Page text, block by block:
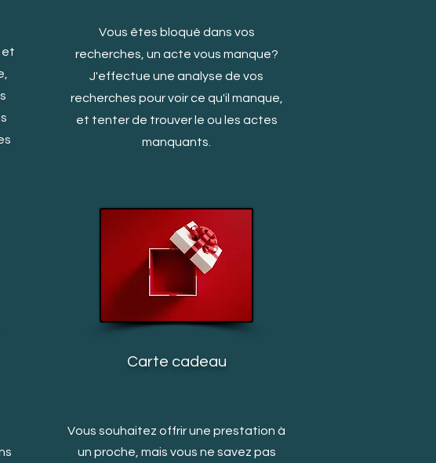
et
Vous êtes bloqué dans vos
recherches, un acte vous manque?
J'effectue une analyse de vos
recherches pour voir ce qu'il manque,
et tenter de trouver le ou les actes
manquants.
Carte cadeau
Vous souhaitez offrir une prestation à
un proche, mais vous ne savez pas